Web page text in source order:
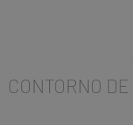
CONTORNO